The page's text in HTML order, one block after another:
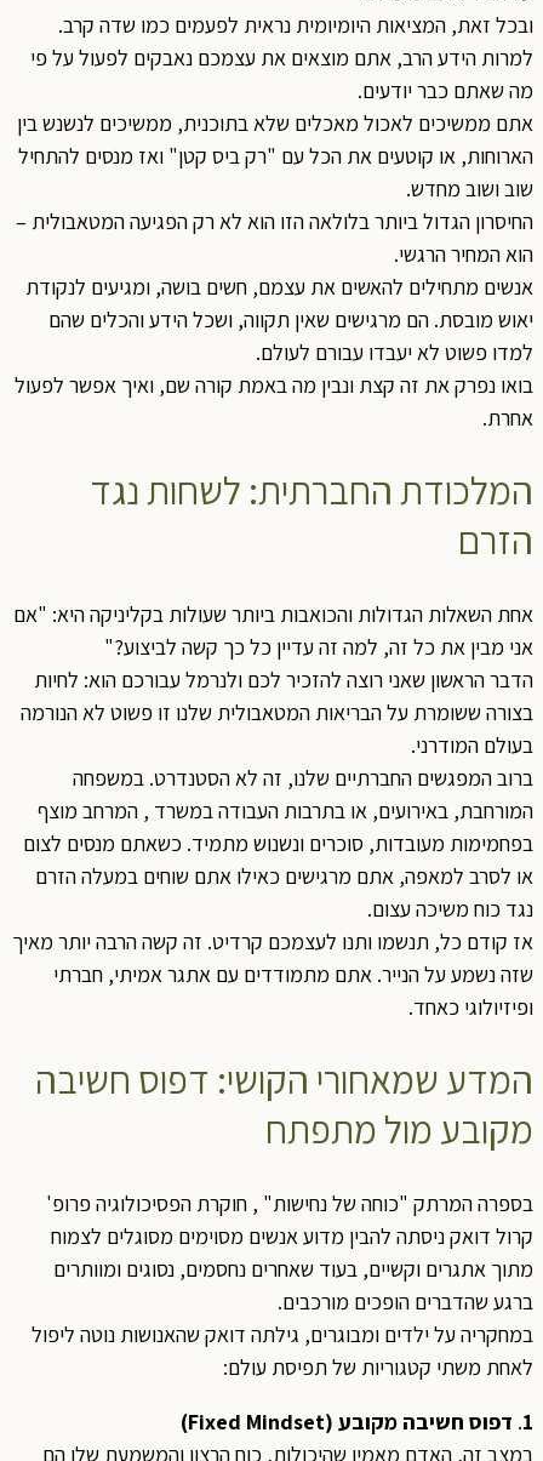
ובכל זאת, המציאות היומיומית נראית לפעמים כמו שדה קרב.
למרות הידע הרב, אתם מוצאים את עצמכם נאבקים לפעול על פי
מה שאתם כבר יודעים.
אתם ממשיכים לאכול מאכלים שלא בתוכנית, ממשיכים לנשנש בין
הארוחות, או קוטעים את הכל עם "רק ביס קטן" ואז מנסים להתחיל
שוב ושוב מחדש.
החיסרון הגדול ביותר בלולאה הזו הוא לא רק הפגיעה המטאבולית –
הוא המחיר הרגשי.
אנשים מתחילים להאשים את עצמם, חשים בושה, ומגיעים לנקודת
יאוש מובסת. הם מרגישים שאין תקווה, ושכל הידע והכלים שהם
למדו פשוט לא יעבדו עבורם לעולם.
בואו נפרק את זה קצת ונבין מה באמת קורה שם, ואיך אפשר לפעול
אחרת.
המלכודת החברתית: לשחות נגד
הזרם
אחת השאלות הגדולות והכואבות ביותר שעולות בקליניקה היא: "אם
אני מבין את כל זה, למה זה עדיין כל כך קשה לביצוע?"
הדבר הראשון שאני רוצה להזכיר לכם ולנרמל עבורכם הוא: לחיות
בצורה ששומרת על הבריאות המטאבולית שלנו זו פשוט לא הנורמה
בעולם המודרני.
ברוב המפגשים החברתיים שלנו, זה לא הסטנדרט. במשפחה
המורחבת, באירועים, או בתרבות העבודה במשרד , המרחב מוצף
בפחמימות מעובדות, סוכרים ונשנוש מתמיד. כשאתם מנסים לצום
או לסרב למאפה, אתם מרגישים כאילו אתם שוחים במעלה הזרם
נגד כוח משיכה עצום.
אז קודם כל, תנשמו ותנו לעצמכם קרדיט. זה קשה הרבה יותר מאיך
שזה נשמע על הנייר. אתם מתמודדים עם אתגר אמיתי, חברתי
ופיזיולוגי כאחד.
המדע שמאחורי הקושי: דפוס חשיבה
מקובע מול מתפתח
בספרה המרתק "כוחה של נחישות" , חוקרת הפסיכולוגיה פרופ'
קרול דואק ניסתה להבין מדוע אנשים מסוימים מסוגלים לצמוח
מתוך אתגרים וקשיים, בעוד שאחרים נחסמים, נסוגים ומוותרים
ברגע שהדברים הופכים מורכבים.
במחקריה על ילדים ומבוגרים, גילתה דואק שהאנושות נוטה ליפול
לאחת משתי קטגוריות של תפיסת עולם:
1
. דפוס חשיבה מקובע (Fixed Mindset)
במצב זה, האדם מאמין שהיכולות, כוח הרצון והמשמעת שלו הם